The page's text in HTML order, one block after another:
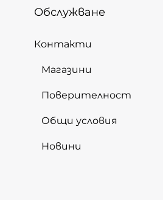
Обслужване
Контакти
Магазини
Поверителност
Общи условия
Новини